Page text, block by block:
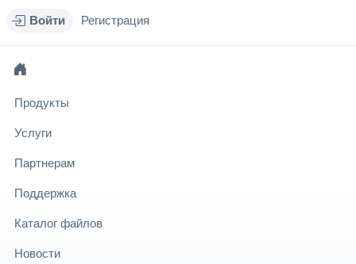
Войти Регистрация
Продукты
Услуги
Партнерам
Поддержка
Каталог файлов
Новости